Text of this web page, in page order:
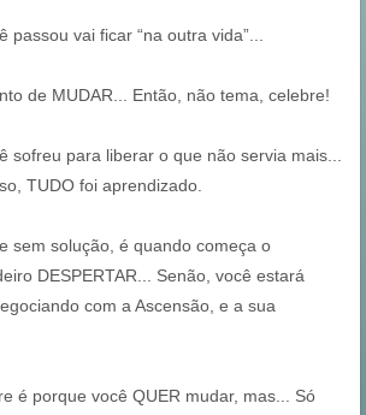
passou vai ficar “na outra vida”...
de MUDAR... Então, não tema, celebre!
sofreu para liberar o que não servia mais...
TUDO foi aprendizado.
sem solução, é quando começa o
DESPERTAR... Senão, você estará
com a Ascensão, e a sua
é porque você QUER mudar, mas... Só